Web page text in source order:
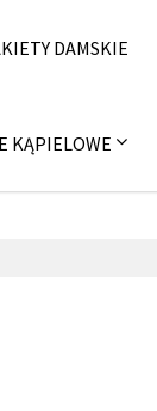
DAMSKIE
KĄPIELOWE